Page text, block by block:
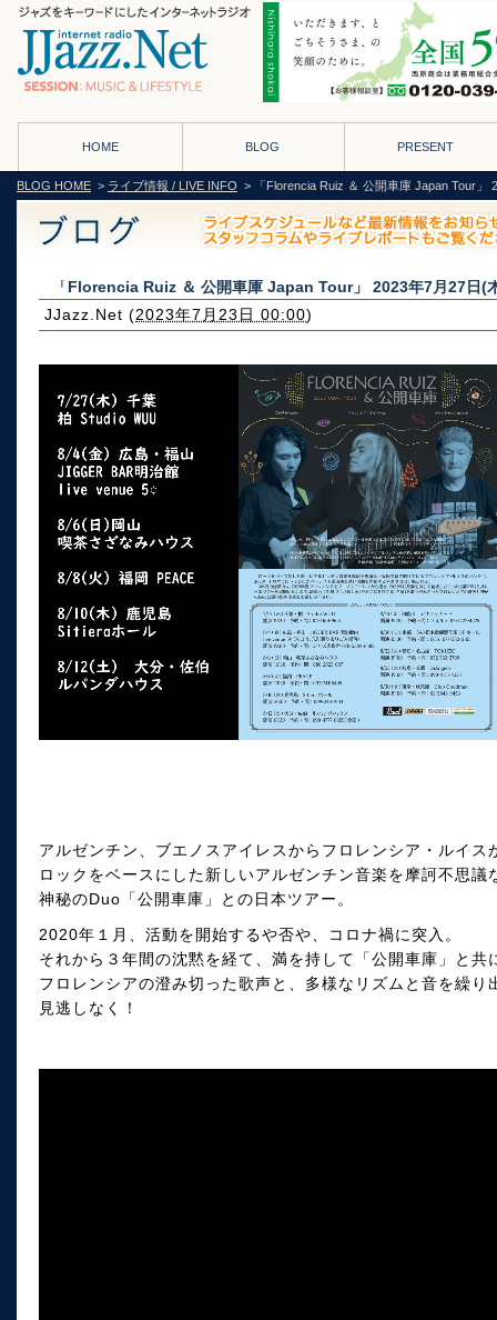
HOME BLOG PRESENT
BLOG HOME > ライブ情報 / LIVE INFO > 「Florencia Ruiz ＆ 公開車庫 Japan Tour」
「Florencia Ruiz ＆ 公開車庫 Japan Tour」 2023年7月27日(
JJazz.Net (2023年7月23日 00:00)
アルゼンチン、ブエノスアイレスからフロレンシア・ルイス
ロックをベースにした新しいアルゼンチン音楽を摩訶不思
神秘のDuo「公開車庫」との日本ツアー。
2020年１月、活動を開始するや否や、コロナ禍に突入。
それから３年間の沈黙を経て、満を持して「公開車庫」と共
フロレンシアの澄み切った歌声と、多様なリズムと音を繰
見逃しなく！